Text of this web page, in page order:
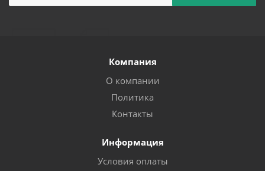
Компания
О компании
Политика
Контакты
Информация
Условия оплаты